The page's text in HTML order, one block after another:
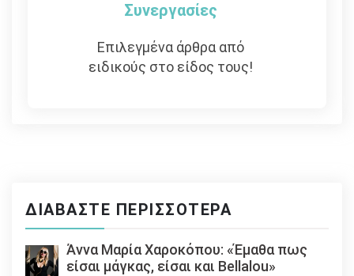
Συνεργασίες
Επιλεγμένα άρθρα από
ειδικούς στο είδος τους!
ΔΙΑΒΆΣΤΕ ΠΕΡΙΣΣΌΤΕΡΑ
Άννα Μαρία Χαροκόπου: «Έμαθα πως
είσαι μάγκας, είσαι και Bellalou»